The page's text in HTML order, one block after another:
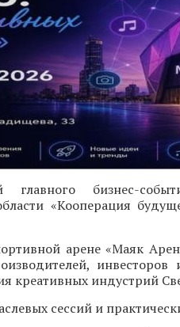
главного бизнес-
«Кооперация
арене «Маяк
креативных индустрий
сессий и